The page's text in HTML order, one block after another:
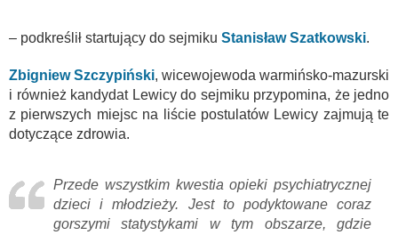
– podkreślił startujący do sejmiku Stanisław Szatkowski.
Zbigniew Szczypiński, wicewojewoda warmińsko-mazurski
i również kandydat Lewicy do sejmiku przypomina, że jedno
z pierwszych miejsc na liście postulatów Lewicy zajmują te
dotyczące zdrowia.
Przede wszystkim kwestia opieki psychiatrycznej
dzieci i młodzieży. Jest to podyktowane coraz
gorszymi statystykami w tym obszarze, gdzie